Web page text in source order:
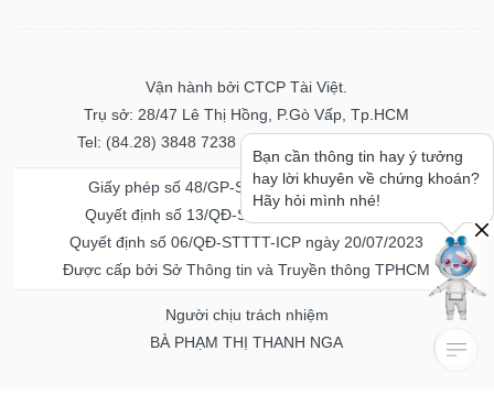
Vận hành bởi CTCP Tài Việt.
Trụ sở: 28/47 Lê Thị Hồng, P.Gò Vấp, Tp.HCM
Tel: (84.28) 3848 7238 - Fax: (84.28) 3848 7237
Giấy phép số 48/GP-STTTT ngày 04/11/2016
Quyết định số 13/QĐ-STTTT ngày 02/11/2017
Quyết định số 06/QĐ-STTTT-ICP ngày 20/07/2023
Được cấp bởi Sở Thông tin và Truyền thông TPHCM
Người chịu trách nhiệm
BÀ PHẠM THỊ THANH NGA
Bạn cần thông tin hay ý tưởng
hay lời khuyên về chứng khoán?
Hãy hỏi mình nhé!